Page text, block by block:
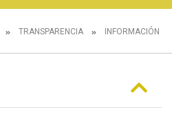
TRANSPARENCIA INFORMACIÓN